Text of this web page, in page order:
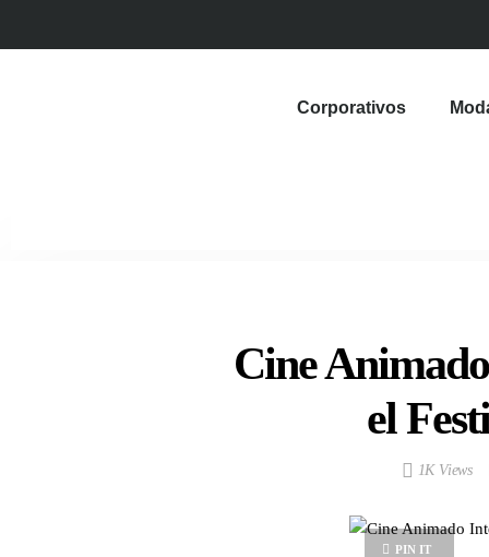
Corporativos
Cine
el
1K Views
PIN IT